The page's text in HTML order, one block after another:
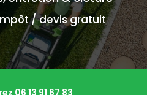
/ devis gratuit